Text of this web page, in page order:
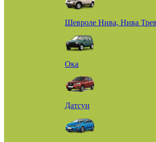
Шевроле Нива, Нива
Ока
Датсун